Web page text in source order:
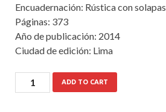
Encuadernación: Rústica con solapas
Páginas: 373
Año de publicación: 2014
Ciudad de edición: Lima
ADD TO CART